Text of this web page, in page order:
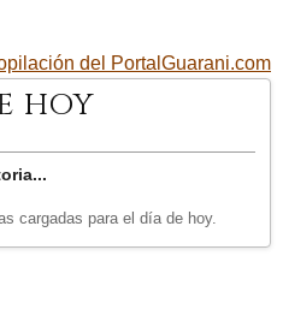
HOY
cargadas para el día de hoy.
del PortalGuarani.com